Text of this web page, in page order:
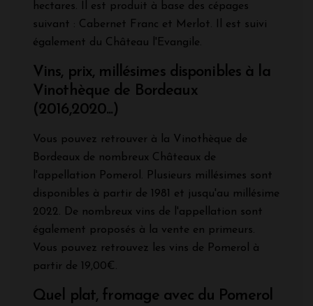
hectares. Il est produit à base des cépages
suivant : Cabernet Franc et Merlot. Il est suivi
également du Château l'Evangile.
Vins, prix, millésimes disponibles à la
Vinothèque de Bordeaux
(2016,2020...)
Vous pouvez retrouver à la Vinothèque de
Bordeaux de nombreux Châteaux de
l'appellation Pomerol. Plusieurs millésimes sont
disponibles à partir de 1981 et jusqu'au millésime
2022. De nombreux vins de l'appellation sont
également proposés à la vente en primeurs.
Vous pouvez retrouvez les vins de Pomerol à
partir de 19,00€.
Quel plat, fromage avec du Pomerol